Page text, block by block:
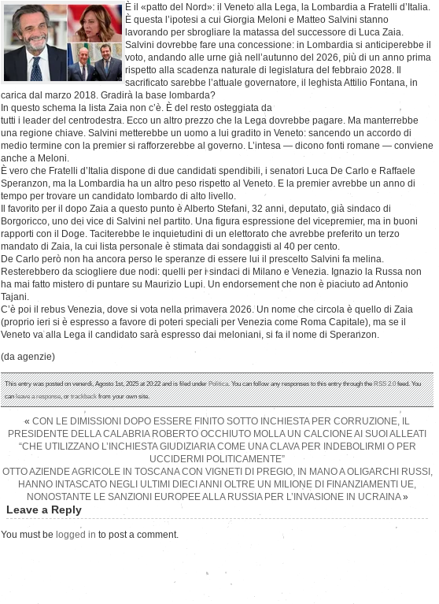
È il «patto del Nord»: il Veneto alla Lega, la Lombardia a Fratelli d’Italia.
È questa l’ipotesi a cui Giorgia Meloni e Matteo Salvini stanno
lavorando per sbrogliare la matassa del successore di Luca Zaia.
Salvini dovrebbe fare una concessione: in Lombardia si anticiperebbe il
voto, andando alle urne già nell’autunno del 2026, più di un anno prima
rispetto alla scadenza naturale di legislatura del febbraio 2028. Il
sacrificato sarebbe l’attuale governatore, il leghista Attilio Fontana, in
carica dal marzo 2018. Gradirà la base lombarda?
In questo schema la lista Zaia non c’è. È del resto osteggiata da
tutti i leader del centrodestra. Ecco un altro prezzo che la Lega dovrebbe pagare. Ma manterrebbe
una regione chiave. Salvini metterebbe un uomo a lui gradito in Veneto: sancendo un accordo di
medio termine con la premier si rafforzerebbe al governo. L’intesa — dicono fonti romane — conviene
anche a Meloni.
È vero che Fratelli d’Italia dispone di due candidati spendibili, i senatori Luca De Carlo e Raffaele
Speranzon, ma la Lombardia ha un altro peso rispetto al Veneto. E la premier avrebbe un anno di
tempo per trovare un candidato lombardo di alto livello.
Il favorito per il dopo Zaia a questo punto è Alberto Stefani, 32 anni, deputato, già sindaco di
Borgoricco, uno dei vice di Salvini nel partito. Una figura espressione del vicepremier, ma in buoni
rapporti con il Doge. Taciterebbe le inquietudini di un elettorato che avrebbe preferito un terzo
mandato di Zaia, la cui lista personale è stimata dai sondaggisti al 40 per cento.
De Carlo però non ha ancora perso le speranze di essere lui il prescelto Salvini fa melina.
Resterebbero da sciogliere due nodi: quelli per i sindaci di Milano e Venezia. Ignazio la Russa non
ha mai fatto mistero di puntare su Maurizio Lupi. Un endorsement che non è piaciuto ad Antonio
Tajani.
C’è poi il rebus Venezia, dove si vota nella primavera 2026. Un nome che circola è quello di Zaia
(proprio ieri si è espresso a favore di poteri speciali per Venezia come Roma Capitale), ma se il
Veneto va alla Lega il candidato sarà espresso dai meloniani, si fa il nome di Speranzon.
(da agenzie)
This entry was posted on venerdì, Agosto 1st, 2025 at 20:22 and is filed underPolitica. You can follow any responses to this entry through theRSS 2.0feed. You
canleave a response, ortrackbackfrom your own site.
« CON LE DIMISSIONI DOPO ESSERE FINITO SOTTO INCHIESTA PER CORRUZIONE, IL
PRESIDENTE DELLA CALABRIA ROBERTO OCCHIUTO MOLLA UN CALCIONE AI SUOI ALLEATI
“CHE UTILIZZANO L’INCHIESTA GIUDIZIARIA COME UNA CLAVA PER INDEBOLIRMI O PER
UCCIDERMI POLITICAMENTE”
OTTO AZIENDE AGRICOLE IN TOSCANA CON VIGNETI DI PREGIO, IN MANO A OLIGARCHI RUSSI,
HANNO INTASCATO NEGLI ULTIMI DIECI ANNI OLTRE UN MILIONE DI FINANZIAMENTI UE,
NONOSTANTE LE SANZIONI EUROPEE ALLA RUSSIA PER L’INVASIONE IN UCRAINA»
Leave a Reply
You must be logged in to post a comment.